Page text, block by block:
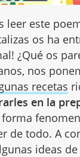
leer este
os ha
¿Qué os
nos
recetas
en la
forma
de todo. A
ideas de